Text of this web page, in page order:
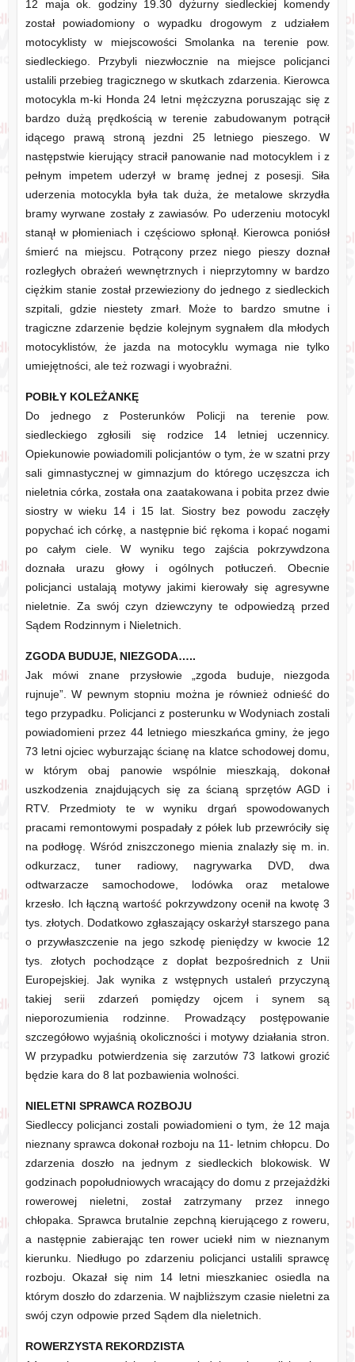
12 maja ok. godziny 19.30 dyżurny siedleckiej komendy
został powiadomiony o wypadku drogowym z udziałem
motocyklisty w miejscowości Smolanka na terenie pow.
siedleckiego. Przybyli niezwłocznie na miejsce policjanci
ustalili przebieg tragicznego w skutkach zdarzenia. Kierowca
motocykla m-ki Honda 24 letni mężczyzna poruszając się z
bardzo dużą prędkością w terenie zabudowanym potrącił
idącego prawą stroną jezdni 25 letniego pieszego. W
następstwie kierujący stracił panowanie nad motocyklem i z
pełnym impetem uderzył w bramę jednej z posesji. Siła
uderzenia motocykla była tak duża, że metalowe skrzydła
bramy wyrwane zostały z zawiasów. Po uderzeniu motocykl
stanął w płomieniach i częściowo spłonął. Kierowca poniósł
śmierć na miejscu. Potrącony przez niego pieszy doznał
rozległych obrażeń wewnętrznych i nieprzytomny w bardzo
ciężkim stanie został przewieziony do jednego z siedleckich
szpitali, gdzie niestety zmarł. Może to bardzo smutne i
tragiczne zdarzenie będzie kolejnym sygnałem dla młodych
motocyklistów, że jazda na motocyklu wymaga nie tylko
umiejętności, ale też rozwagi i wyobraźni.
POBIŁY KOLEŻANKĘ
Do jednego z Posterunków Policji na terenie pow.
siedleckiego zgłosili się rodzice 14 letniej uczennicy.
Opiekunowie powiadomili policjantów o tym, że w szatni przy
sali gimnastycznej w gimnazjum do którego uczęszcza ich
nieletnia córka, została ona zaatakowana i pobita przez dwie
siostry w wieku 14 i 15 lat. Siostry bez powodu zaczęły
popychać ich córkę, a następnie bić rękoma i kopać nogami
po całym ciele. W wyniku tego zajścia pokrzywdzona
doznała urazu głowy i ogólnych potłuczeń. Obecnie
policjanci ustalają motywy jakimi kierowały się agresywne
nieletnie. Za swój czyn dziewczyny te odpowiedzą przed
Sądem Rodzinnym i Nieletnich.
ZGODA BUDUJE, NIEZGODA…..
Jak mówi znane przysłowie „zgoda buduje, niezgoda
rujnuje”. W pewnym stopniu można je również odnieść do
tego przypadku. Policjanci z posterunku w Wodyniach zostali
powiadomieni przez 44 letniego mieszkańca gminy, że jego
73 letni ojciec wyburzając ścianę na klatce schodowej domu,
w którym obaj panowie wspólnie mieszkają, dokonał
uszkodzenia znajdujących się za ścianą sprzętów AGD i
RTV. Przedmioty te w wyniku drgań spowodowanych
pracami remontowymi pospadały z półek lub przewróciły się
na podłogę. Wśród zniszczonego mienia znalazły się m. in.
odkurzacz, tuner radiowy, nagrywarka DVD, dwa
odtwarzacze samochodowe, lodówka oraz metalowe
krzesło. Ich łączną wartość pokrzywdzony ocenił na kwotę 3
tys. złotych. Dodatkowo zgłaszający oskarżył starszego pana
o przywłaszczenie na jego szkodę pieniędzy w kwocie 12
tys. złotych pochodzące z dopłat bezpośrednich z Unii
Europejskiej. Jak wynika z wstępnych ustaleń przyczyną
takiej serii zdarzeń pomiędzy ojcem i synem są
nieporozumienia rodzinne. Prowadzący postępowanie
szczegółowo wyjaśnią okoliczności i motywy działania stron.
W przypadku potwierdzenia się zarzutów 73 latkowi grozić
będzie kara do 8 lat pozbawienia wolności.
NIELETNI SPRAWCA ROZBOJU
Siedleccy policjanci zostali powiadomieni o tym, że 12 maja
nieznany sprawca dokonał rozboju na 11- letnim chłopcu. Do
zdarzenia doszło na jednym z siedleckich blokowisk. W
godzinach popołudniowych wracający do domu z przejażdżki
rowerowej nieletni, został zatrzymany przez innego
chłopaka. Sprawca brutalnie zepchną kierującego z roweru,
a następnie zabierając ten rower uciekł nim w nieznanym
kierunku. Niedługo po zdarzeniu policjanci ustalili sprawcę
rozboju. Okazał się nim 14 letni mieszkaniec osiedla na
którym doszło do zdarzenia. W najbliższym czasie nieletni za
swój czyn odpowie przed Sądem dla nieletnich.
ROWERZYSTA REKORDZISTA